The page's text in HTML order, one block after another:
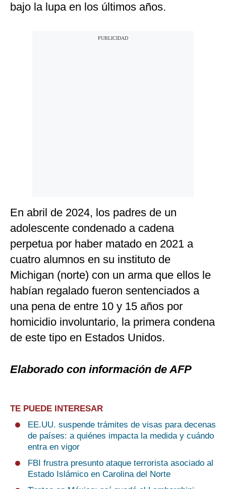
bajo la lupa en los últimos años.
En abril de 2024, los padres de un
adolescente condenado a cadena
perpetua por haber matado en 2021 a
cuatro alumnos en su instituto de
Michigan (norte) con un arma que ellos le
habían regalado fueron sentenciados a
una pena de entre 10 y 15 años por
homicidio involuntario, la primera condena
de este tipo en Estados Unidos.
Elaborado con información de AFP
TE PUEDE INTERESAR
EE.UU. suspende trámites de visas para decenas
de países: a quiénes impacta la medida y cuándo
entra en vigor
FBI frustra presunto ataque terrorista asociado al
Estado Islámico en Carolina del Norte